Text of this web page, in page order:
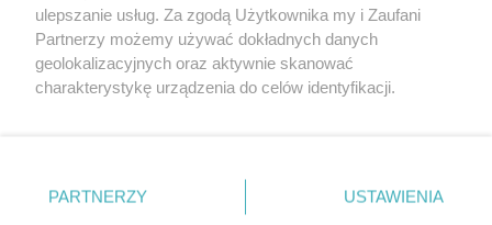
ulepszanie usług. Za zgodą Użytkownika my i Zaufani
Partnerzy możemy używać dokładnych danych
geolokalizacyjnych oraz aktywnie skanować
charakterystykę urządzenia do celów identyfikacji.
zmienić/wycofać klikając przycisk ustawień prywatności
znajdujący się w lewym dolnym rogu strony
PARTNERZY USTAWIENIA